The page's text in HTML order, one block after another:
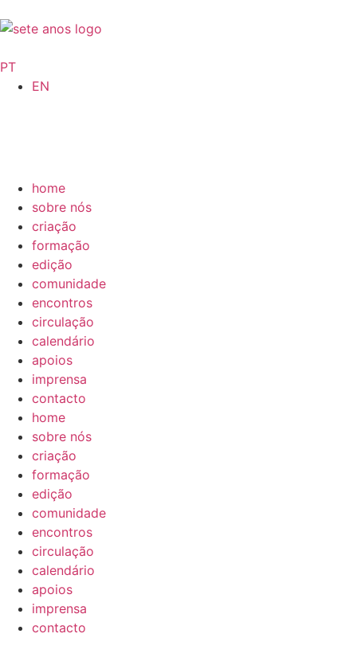
PT
EN
home
sobre nós
criação
formação
edição
comunidade
encontros
circulação
calendário
apoios
imprensa
contacto
home
sobre nós
criação
formação
edição
comunidade
encontros
circulação
calendário
apoios
imprensa
contacto